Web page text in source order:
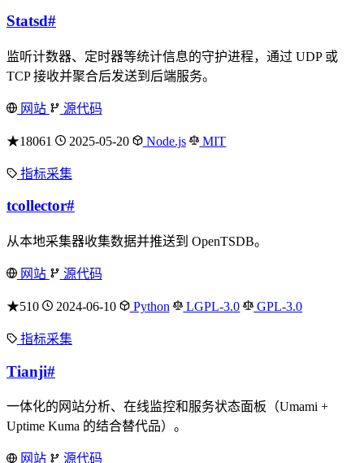
Statsd#
监听计数器、定时器等统计信息的守护进程，通过 UDP 或
TCP 接收并聚合后发送到后端服务。
网站 源代码
★18061 2025-05-20 Node.js MIT
指标采集
tcollector#
从本地采集器收集数据并推送到 OpenTSDB。
网站 源代码
★510 2024-06-10 Python LGPL-3.0 GPL-3.0
指标采集
Tianji#
一体化的网站分析、在线监控和服务状态面板（Umami +
Uptime Kuma 的结合替代品）。
网站 源代码